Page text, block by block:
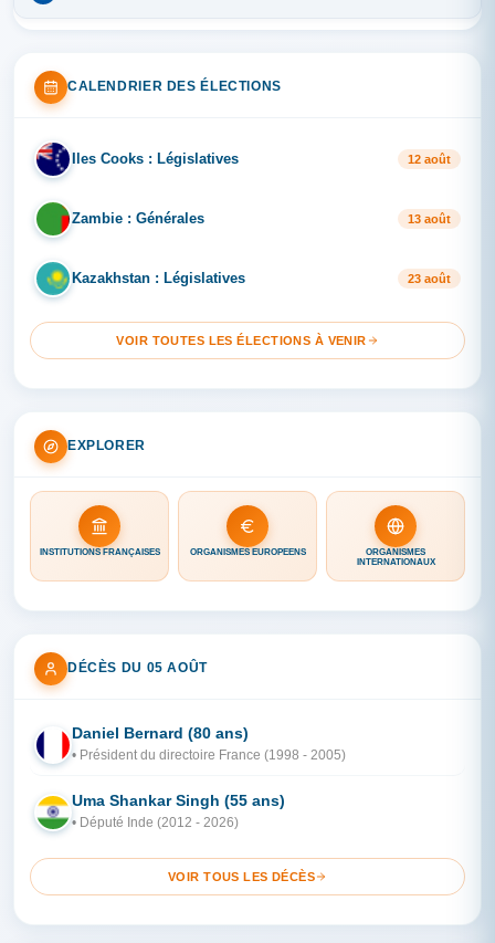
CALENDRIER DES ÉLECTIONS
IL Iles Cooks : Législatives 12 août
ZA Zambie : Générales 13 août
KA Kazakhstan : Législatives 23 août
VOIR TOUTES LES ÉLECTIONS À VENIR
EXPLORER
INSTITUTIONS FRANÇAISES ORGANISMES EUROPÉENS
ORGANISMES
INTERNATIONAUX
DÉCÈS DU 05 AOÛT
Daniel Bernard (80 ans)
• Président du directoire France (1998 - 2005)
IN
Uma Shankar Singh (55 ans)
• Député Inde (2012 - 2026)
VOIR TOUS LES DÉCÈS